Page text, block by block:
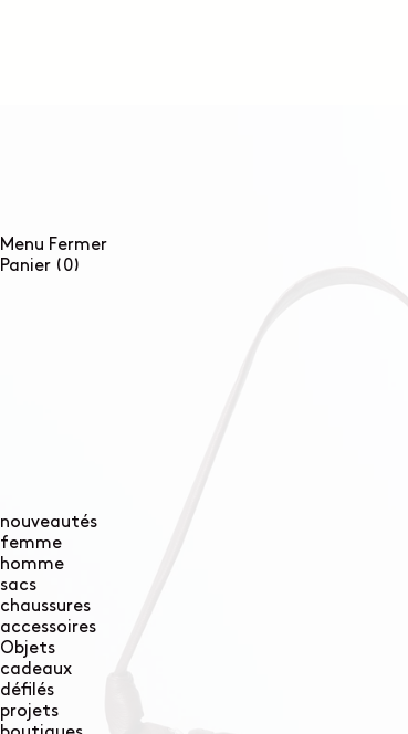
Menu Fermer
Panier (0)
nouveautés
femme
homme
sacs
chaussures
accessoires
Objets
cadeaux
défilés
projets